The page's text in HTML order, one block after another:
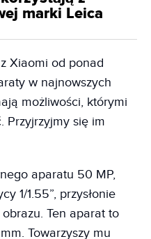
marki Leica
Xiaomi od ponad
w najnowszych
możliwości, którymi
Przyjrzyjmy się im
aparatu 50 MP,
1/1.55”, przysłonie
Ten aparat to
Towarzyszy mu